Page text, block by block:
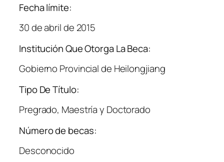
Fecha límite:
30 de abril de 2015
Institución Que Otorga La Beca:
Gobierno Provincial de Heilongjiang
Tipo De Título:
Pregrado, Maestría y Doctorado
Número de becas:
Desconocido